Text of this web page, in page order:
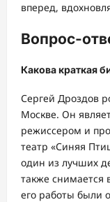
вперед,
Вопрос-
Какова краткая
Сергей Дроздов
Москве. Он
режиссером и
театр «Синяя
один из лучших
также снимается
его работы были